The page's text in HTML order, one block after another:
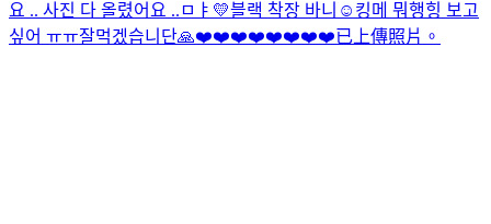
요 .. 사진 다 올렸어요 .. ㅁㅑ💛블랙 착장 바니☺️ 킹메 뭐행힝 보고
싶어 ㅠㅠ잘먹겠습니단🙏❤️❤️❤️❤️❤️❤️❤️❤️已上傳照片。